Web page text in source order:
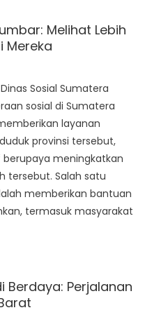
Melihat Lebih
Mereka
Sosial Sumatera
sosial di Sumatera
layanan
provinsi tersebut,
meningkatkan
tersebut. Salah satu
memberikan bantuan
termasuk masyarakat
Berdaya: Perjalanan